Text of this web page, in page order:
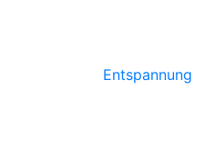
Entspannung